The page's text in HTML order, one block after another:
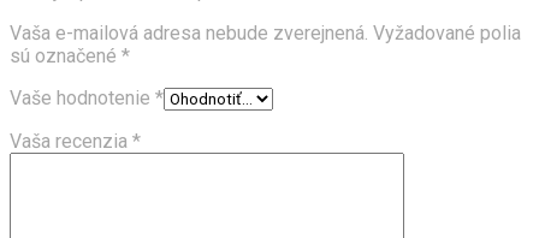
Vaša e-mailová adresa nebude zverejnená. Vyžadované polia
sú označené *
Vaše hodnotenie *
Vaša recenzia *